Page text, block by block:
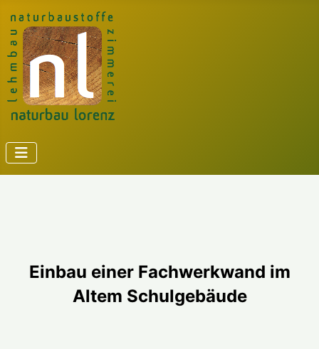
Einbau einer Fachwerkwand im
Altem Schulgebäude